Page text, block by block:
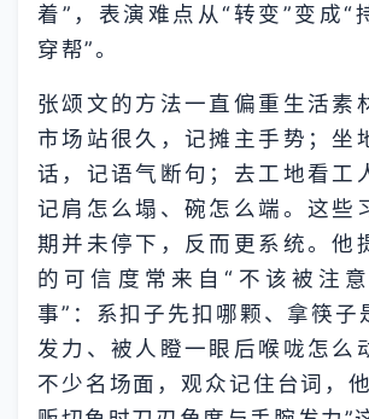
着”，表演难点从“转变”变成“
穿帮”。
张颂文的方法一直偏重生活素
市场站很久，记摊主手势；坐
话，记语气断句；去工地看工
记肩怎么塌、碗怎么端。这些
期并未停下，反而更系统。他
的可信度常来自“不该被注
事”：系扣子先扣哪颗、拿筷子
发力、被人瞪一眼后喉咙怎么
不少名场面，观众记住台词，